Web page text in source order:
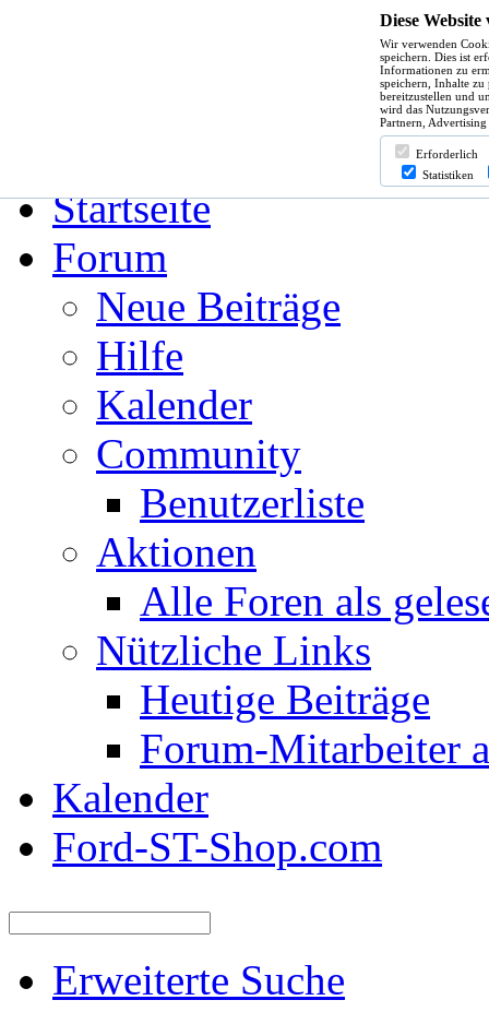
Startseite
Forum
Neue Beiträge
Hilfe
Kalender
Community
Benutzerliste
Aktionen
Alle Foren als
Nützliche Links
Heutige Beiträge
Forum-Mitarbeiter
Kalender
Ford-ST-Shop.com
Erweiterte Suche
Diese
Wir verwenden
speichern. Dies ist
Informationen zu
speichern, Inhalte
bereitzustellen und
wird das
Partnern,
Erforderlich
Statistiken